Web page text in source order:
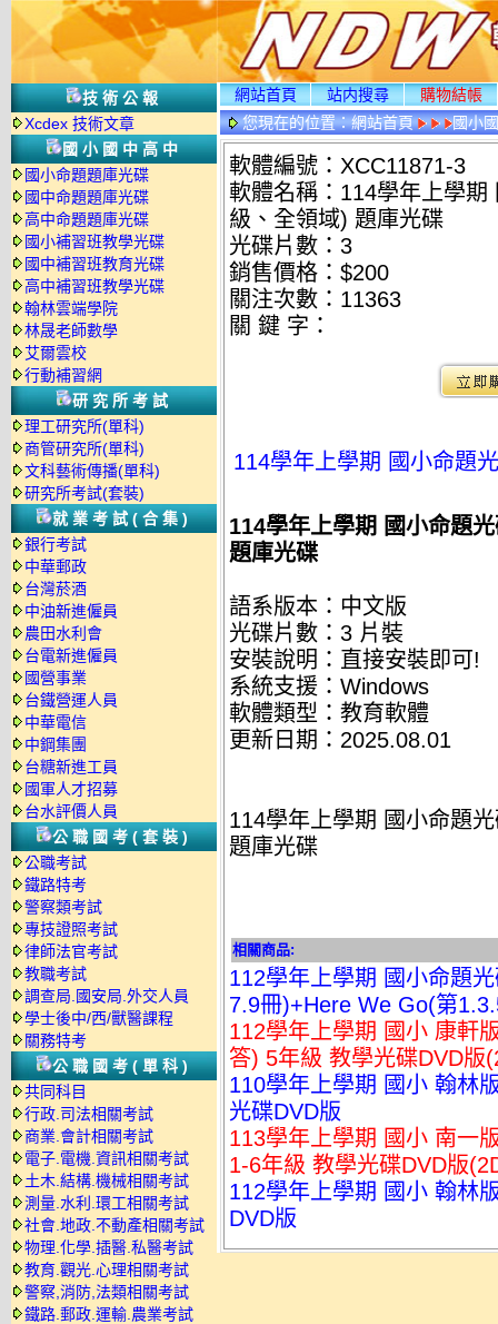
技術公報
Xcdex 技術文章
國小國中高中
國小命題題庫光碟
國中命題題庫光碟
高中命題題庫光碟
國小補習班教學光碟
國中補習班教育光碟
高中補習班教學光碟
翰林雲端學院
林晟老師數學
艾爾雲校
行動補習網
研究所考試
理工研究所(單科)
商管研究所(單科)
文科藝術傳播(單科)
研究所考試(套裝)
就業考試(合集)
銀行考試
中華郵政
台灣菸酒
中油新進僱員
農田水利會
台電新進僱員
國營事業
台鐵營運人員
中華電信
中鋼集團
台糖新進工員
國軍人才招募
台水評價人員
公職國考(套裝)
公職考試
鐵路特考
警察類考試
專技證照考試
律師法官考試
教職考試
調查局.國安局.外交人員
學士後中/西/獸醫課程
關務特考
公職國考(單科)
共同科目
行政.司法相關考試
商業.會計相關考試
電子.電機.資訊相關考試
土木.結構.機械相關考試
測量.水利.環工相關考試
社會.地政.不動產相關考試
物理.化學.插醫.私醫考試
教育.觀光.心理相關考試
警察,消防,法類相關考試
鐵路.郵政.運輸.農業考試
網站首頁 站内搜尋
購物結帳
您現在的位置：網站首頁 國小
軟體編號：XCC11871-3
軟體名稱：114學年上學
級、全領域) 題庫光碟
光碟片數：3
銷售價格：$200
關注次數： 11363
關 鍵 字：
114學年上學期 國小命題
114學年上學期 國小命題
題庫光碟
語系版本：中文版
光碟片數：3 片裝
安裝說明：直接安裝即可!
系統支援：Windows
軟體類型：教育軟體
更新日期：2025.08.01
114學年上學期 國小命題
題庫光碟
相關商品:
112學年上學期 國小命題
7.9冊)+Here We Go(第
112學年上學期 國小 康軒
答) 5年級 教學光碟DVD版
110學年上學期 國小 翰林
光碟DVD版
113學年上學期 國小 南一
1-6年級 教學光碟DVD版
112學年上學期 國小 翰林
DVD版